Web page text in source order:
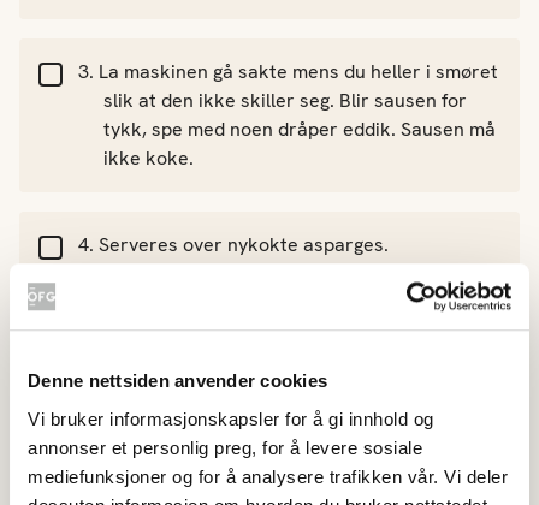
Denne nettsiden anvender cookies
Vi bruker informasjonskapsler for å gi innhold og
annonser et personlig preg, for å levere sosiale
mediefunksjoner og for å analysere trafikken vår. Vi deler
La maskinen gå sakte mens du heller i smøret
slik at den ikke skiller seg. Blir sausen for
tykk, spe med noen dråper eddik. Sausen må
ikke koke.
Serveres over nykokte asparges.
Hvor godt likte du oppskriften?